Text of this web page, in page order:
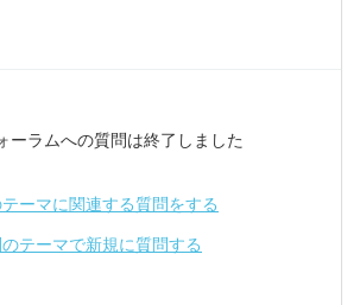
ーラムへの質問は終了しました
ーマに関連する質問をする
テーマで新規に質問する